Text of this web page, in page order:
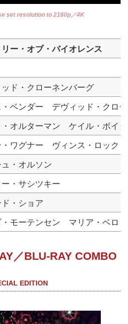
set resolution to 2160p／4K
リー・オブ・バイオレンス
ド・クローネンバーグ
・ベンダー デヴィッド・クロ
・オルターマン ケイル・ボイ
・ワグナー ヴィンス・ロック
・オルソン
ー・サシツキー
・ショア
・モーテンセン マリア・ベ
／BLU-RAY COMBO
EDITION